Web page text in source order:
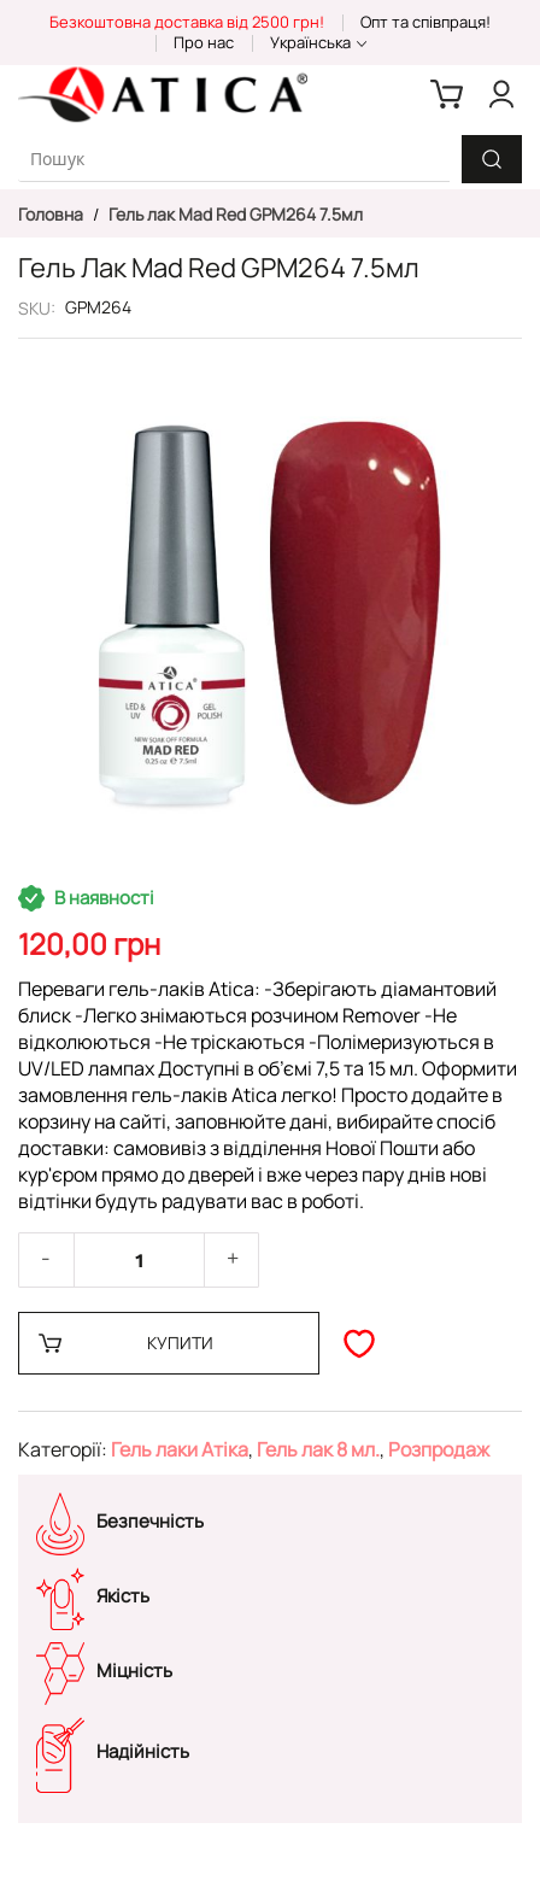
Content
Безкоштовна доставка від 2500 грн!
Опт та співпраця!
Про нас
Українська
Головна Гель лак Mad Red GPM264 7.5мл
Гель Лак Mad Red GPM264 7.5мл
SKU GPM264
Перейти
до
початку
галереї
зображень
В наявності
120,00 грн
Переваги гель-лаків Atica: -Зберігають діамантовий
блиск -Легко знімаються розчином Remover -Не
відколюються -Не тріскаються -Полімеризуються в
UV/LED лампах Доступні в об’ємі 7,5 та 15 мл. Оформити
замовлення гель-лаків Atica легко! Просто додайте в
корзину на сайті, заповнюйте дані, вибирайте спосіб
доставки: самовивіз з відділення Нової Пошти або
кур'єром прямо до дверей і вже через пару днів нові
відтінки будуть радувати вас в роботі.
КУПИТИ
Категорії: Гель лаки Атіка, Гель лак 8 мл., Розпродаж
Безпечність
Якість
Міцність
Надійність